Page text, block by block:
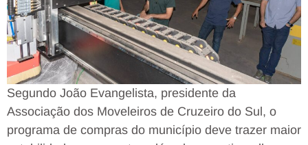
Segundo João Evangelista, presidente da
Associação dos Moveleiros de Cruzeiro do Sul, o
programa de compras do município deve trazer maior